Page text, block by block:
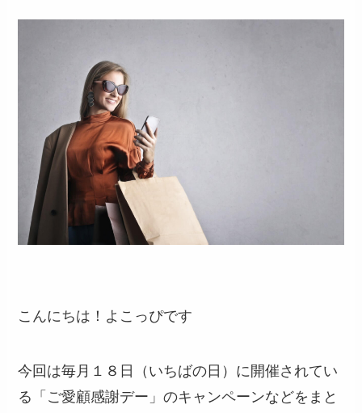
こんにちは！よこっぴです
今回は毎月１８日（いちばの日）に開催されてい
る「ご愛顧感謝デー」のキャンペーンなどをまと